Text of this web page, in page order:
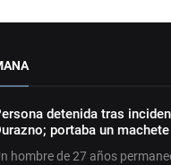
detenida tras
portaba un machete
hombre de 27 años